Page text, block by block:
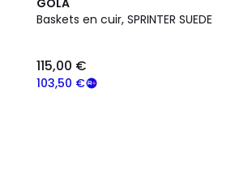
GOLA
Baskets en cuir, SPRINTER SUEDE
103,50 €
115,00 €